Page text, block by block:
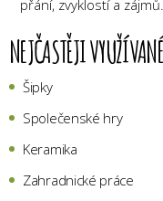
přání, zvyklostí a
NEJČASTĚJI
Šipky
Společenské hry
Keramika
Zahradnické práce